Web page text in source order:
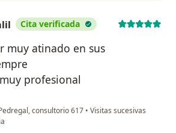
Cita verificada
muy atinado en sus
profesional
consultorio 617 • Visitas sucesivas